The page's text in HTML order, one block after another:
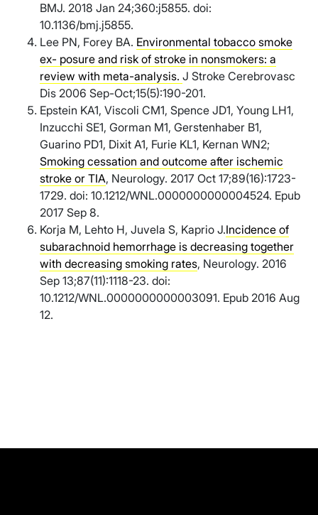
BMJ. 2018 Jan 24;360:j5855. doi:
10.1136/bmj.j5855.
Lee PN, Forey BA. Environmental tobacco smoke
ex- posure and risk of stroke in nonsmokers: a
review with meta-analysis. J Stroke Cerebrovasc
Dis 2006 Sep-Oct;15(5):190-201.
Epstein KA1, Viscoli CM1, Spence JD1, Young LH1,
Inzucchi SE1, Gorman M1, Gerstenhaber B1,
Guarino PD1, Dixit A1, Furie KL1, Kernan WN2;
Smoking cessation and outcome after ischemic
stroke or TIA, Neurology. 2017 Oct 17;89(16):1723-
1729. doi: 10.1212/WNL.0000000000004524. Epub
2017 Sep 8.
Korja M, Lehto H, Juvela S, Kaprio J.Incidence of
subarachnoid hemorrhage is decreasing together
with decreasing smoking rates, Neurology. 2016
Sep 13;87(11):1118-23. doi:
10.1212/WNL.0000000000003091. Epub 2016 Aug
12.